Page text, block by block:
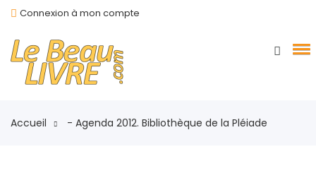
Connexion à mon compte
Accueil - Agenda 2012. Bibliothèque de la Pléiade